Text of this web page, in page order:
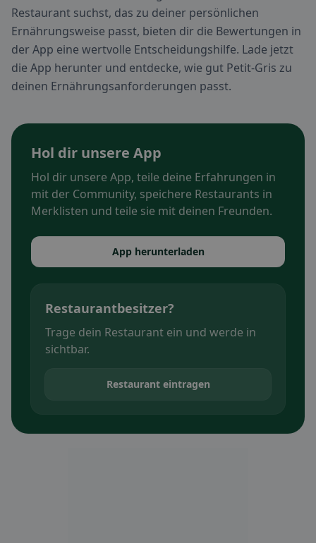
Restaurant suchst, das zu deiner persönlichen
Ernährungsweise passt, bieten dir die Bewertungen in
der App eine wertvolle Entscheidungshilfe. Lade jetzt
die App herunter und entdecke, wie gut Petit-Gris zu
deinen Ernährungsanforderungen passt.
Hol dir unsere App
Hol dir unsere App, teile deine Erfahrungen in
mit der Community, speichere Restaurants in
Merklisten und teile sie mit deinen Freunden.
App herunterladen
Restaurantbesitzer?
Trage dein Restaurant ein und werde in
sichtbar.
Restaurant eintragen